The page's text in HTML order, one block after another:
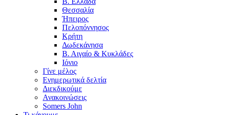
Θεσσαλία
Ήπειρος
Πελοπόννησος
Κρήτη
Δωδεκάνησα
Β. Αιγαίο & Κυκλάδες
Ιόνιο
Γίνε μέλος
Ενημερωτικά δελτία
Διεκδικούμε
Ανακοινώσεις
Somers John